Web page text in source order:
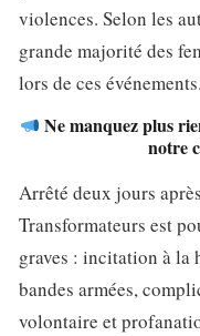
violences. Selon les
grande majorité des
lors de ces événements.
Ne manquez plus
notre
Arrêté deux jours
Transformateurs est
graves : incitation à la
bandes armées,
volontaire et